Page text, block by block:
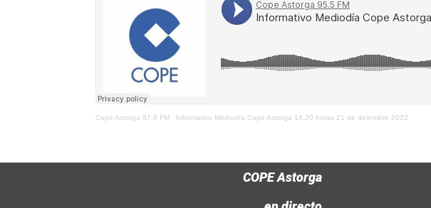
Cope Astorga 87.6 FM · Informativo Mediodía Cope Astorga 14.20 horas 21 de diciembre 2022
COPE Astorga